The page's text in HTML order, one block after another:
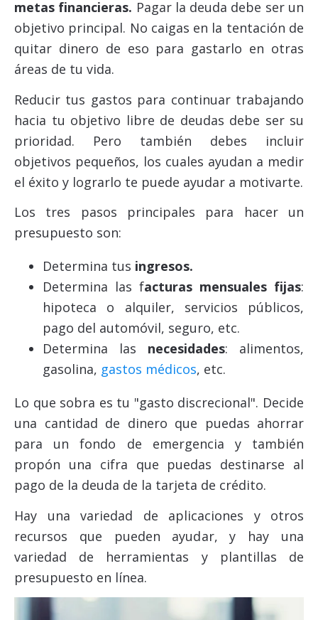
metas financieras. Pagar la deuda debe ser un
objetivo principal. No caigas en la tentación de
quitar dinero de eso para gastarlo en otras
áreas de tu vida.
Reducir tus gastos para continuar trabajando
hacia tu objetivo libre de deudas debe ser su
prioridad. Pero también debes incluir
objetivos pequeños, los cuales ayudan a medir
el éxito y lograrlo te puede ayudar a motivarte.
Los tres pasos principales para hacer un
presupuesto son:
Determina tus ingresos.
Determina las facturas mensuales fijas:
hipoteca o alquiler, servicios públicos,
pago del automóvil, seguro, etc.
Determina las necesidades: alimentos,
gasolina, gastos médicos, etc.
Lo que sobra es tu "gasto discrecional". Decide
una cantidad de dinero que puedas ahorrar
para un fondo de emergencia y también
propón una cifra que puedas destinarse al
pago de la deuda de la tarjeta de crédito.
Hay una variedad de aplicaciones y otros
recursos que pueden ayudar, y hay una
variedad de herramientas y plantillas de
presupuesto en línea.